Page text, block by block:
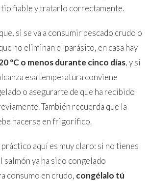
fiable y tratarlo correctamente.
si se va a consumir pescado crudo o
no eliminan el parásito, en casa hay
ºC o menos durante cinco días, y si
esa temperatura conviene
o asegurarte de que ha recibido
También recuerda que la
hacerse en frigorífico.
aquí es muy claro: si no tienes
salmón ya ha sido congelado
consumo en crudo, congélalo tú